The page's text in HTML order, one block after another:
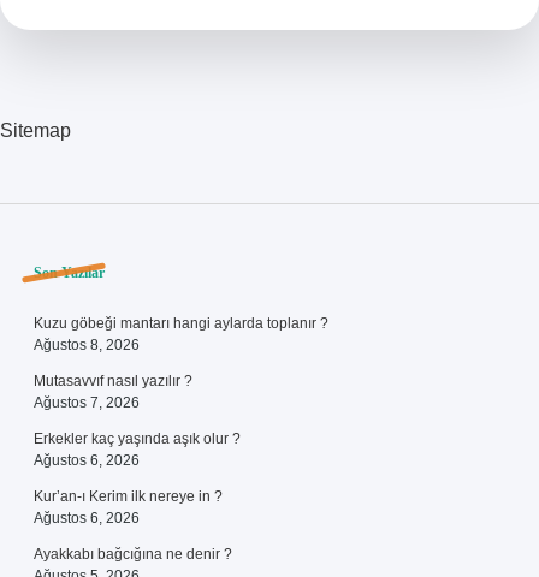
Sitemap
Sidebar
Son Yazılar
Kuzu göbeği mantarı hangi aylarda toplanır ?
Ağustos 8, 2026
Mutasavvıf nasıl yazılır ?
Ağustos 7, 2026
Erkekler kaç yaşında aşık olur ?
Ağustos 6, 2026
Kur’an-ı Kerim ilk nereye in ?
Ağustos 6, 2026
Ayakkabı bağcığına ne denir ?